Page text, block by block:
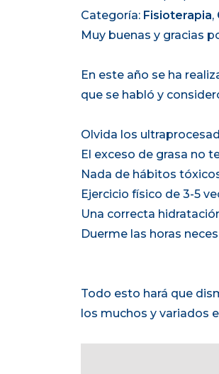
Categoría: Fisioterapia,
Muy buenas y gracias
En este año se ha
que se habló y
Olvida los
El exceso de grasa no
Nada de hábitos
Ejercicio físico de 3-5
Una correcta
Duerme las horas
Todo esto hará que
los muchos y variados